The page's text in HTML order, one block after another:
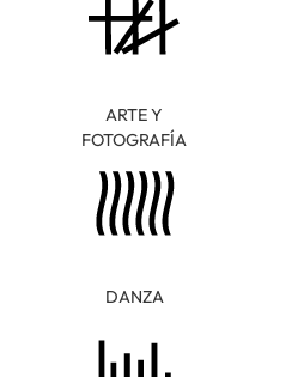
ARTE Y
FOTOGRAFÍA
DANZA